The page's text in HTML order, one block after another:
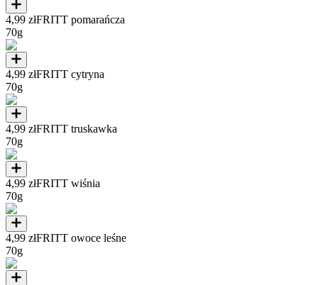
4,99 złFRITT pomarańcza
70g
4,99 złFRITT cytryna
70g
4,99 złFRITT truskawka
70g
4,99 złFRITT wiśnia
70g
4,99 złFRITT owoce leśne
70g